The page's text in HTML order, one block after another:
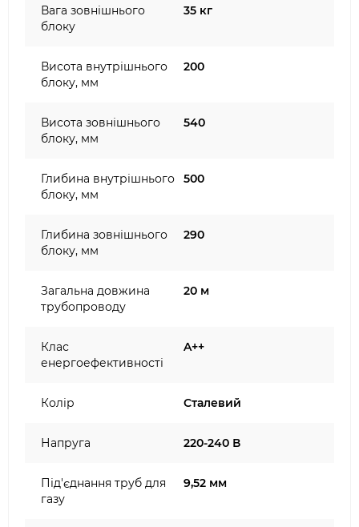
Вага зовнішнього
блоку
35 кг
Висота внутрішнього
блоку, мм
200
Висота зовнішнього
блоку, мм
540
Глибина внутрішнього
блоку, мм
500
Глибина зовнішнього
блоку, мм
290
Загальна довжина
трубопроводу
20 м
Клас
енергоефективності
A++
Колір Сталевий
Напруга 220-240 В
Під'єднання труб для
газу
9,52 мм